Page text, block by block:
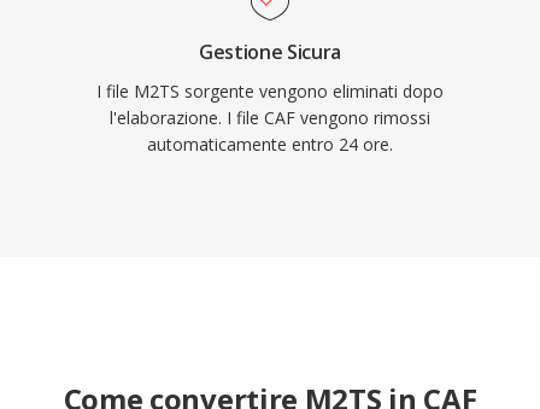
Gestione Sicura
I file M2TS sorgente vengono eliminati dopo
l'elaborazione. I file CAF vengono rimossi
automaticamente entro 24 ore.
Come convertire M2TS in CAF